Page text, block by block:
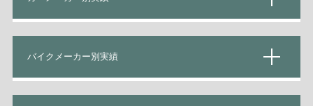
バイクメーカー別実績